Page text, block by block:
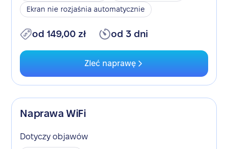
Ekran nie rozjaśnia automatycznie
od 149,00 zł od 3 dni
Zleć naprawę
Naprawa WiFi
Dotyczy objawów